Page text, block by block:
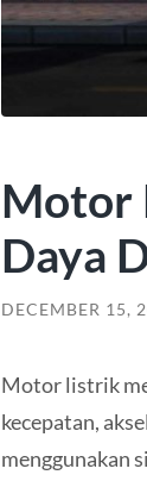
Motor
Daya
DECEMBER 15,
Motor listrik
kecepatan,
menggunakan